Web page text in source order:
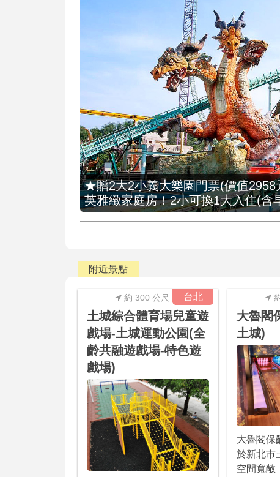
★贈2大2小義大樂園門票(價值2958
英雅緻家庭房！2小可換1大入住(含
附近景點
台北
約 300 公尺
土城綜合體育場兒童遊
戲場-土城運動公園(全
齡共融遊戲場-特色遊
戲場)
大魯閣
土城)
大魯閣保
於新北市
空間寬敞